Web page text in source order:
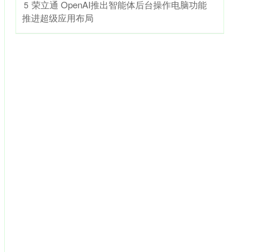
5 ​荣立通 OpenAI推出智能体后台操作电脑功能
推进超级应用布局